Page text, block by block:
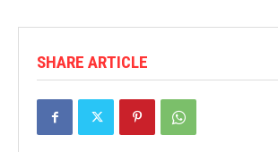
SHARE ARTICLE